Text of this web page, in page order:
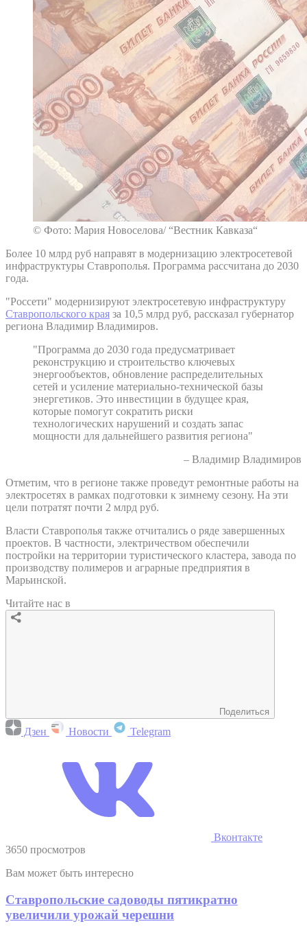
© Фото: Мария Новоселова/ “Вестник Кавказа“
Более 10 млрд руб направят в модернизацию электросетевой
инфраструктуры Ставрополья. Программа рассчитана до 2030
года.
"Россети" модернизируют электросетевую инфраструктуру
Ставропольского края за 10,5 млрд руб, рассказал губернатор
региона Владимир Владимиров.
"Программа до 2030 года предусматривает
реконструкцию и строительство ключевых
энергообъектов, обновление распределительных
сетей и усиление материально-технической базы
энергетиков. Это инвестиции в будущее края,
которые помогут сократить риски
технологических нарушений и создать запас
мощности для дальнейшего развития региона"
– Владимир Владимиров
Отметим, что в регионе также проведут ремонтные работы на
электросетях в рамках подготовки к зимнему сезону. На эти
цели потратят почти 2 млрд руб.
Власти Ставрополья также отчитались о ряде завершенных
проектов. В частности, электричеством обеспечили
постройки на территории туристического кластера, завода по
производству полимеров и аграрные предприятия в
Марьинской.
Читайте нас в
Поделиться
Дзен Новости Telegram
Вконтакте
3650 просмотров
Вам может быть интересно
Ставропольские садоводы пятикратно
увеличили урожай черешни